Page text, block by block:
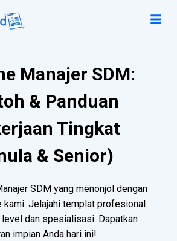
Manajer SDM:
& Panduan
Tingkat
& Senior)
SDM yang menonjol dengan
Jelajahi templat profesional
dan spesialisasi. Dapatkan
impian Anda hari ini!